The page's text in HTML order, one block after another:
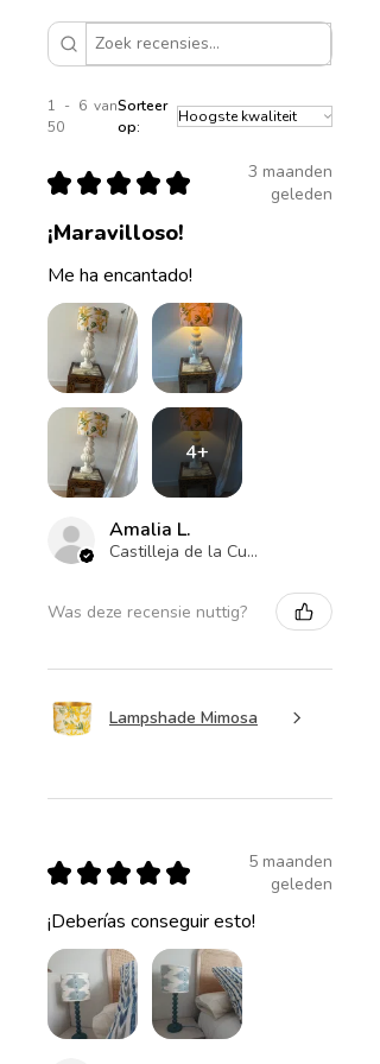
Diameter 40cm, hoogte
23cm
1 - 6 van
50
Sorteer
op:
★ ★ ★ ★ ★
3 maanden
geleden
¡Maravilloso!
Me ha encantado!
4+
Amalia L.
Castilleja de la Cuesta , ES-AN
Was deze recensie nuttig?
Lampshade Mimosa
★ ★ ★ ★ ★
5 maanden
geleden
¡Deberías conseguir esto!